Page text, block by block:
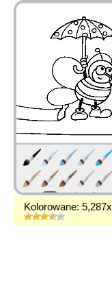
Kolorowane: 5,287x